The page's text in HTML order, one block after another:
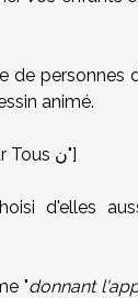
personnes
animé.
[TWEET id="803935650399551488" author="La Manif Pour Tous ن"]
d'elles
"donnant